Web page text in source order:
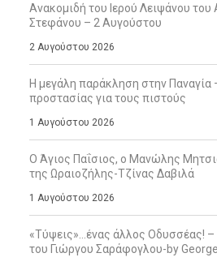
Ανακομιδή του Ιερού Λειψάνου
Στεφάνου – 2 Αυγούστου
2 Αυγούστου 2026
Η μεγάλη παράκληση στην Παναγία
προστασίας για τους πιστούς
1 Αυγούστου 2026
Ο Άγιος Παΐσιος, ο Μανώλης
της Ωραιοζήλης-Τζίνας Δαβιλά
1 Αυγούστου 2026
«Τύψεις»…ένας άλλος Οδυσσέας! –
του Γιώργου Σαράφογλου-by